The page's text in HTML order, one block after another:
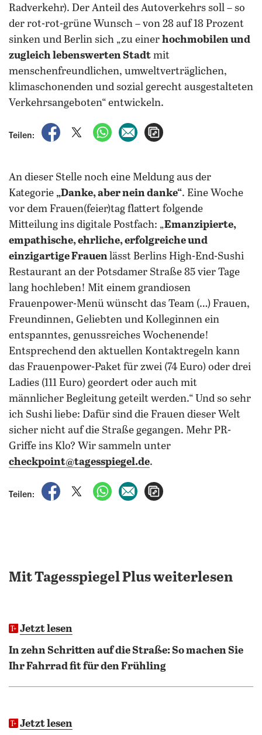
Radverkehr). Der Anteil des Autoverkehrs soll – so
der rot-rot-grüne Wunsch – von 28 auf 18 Prozent
sinken und Berlin sich „zu einer hochmobilen und
zugleich lebenswerten Stadt mit
menschenfreundlichen, umweltverträglichen,
klimaschonenden und sozial gerecht ausgestalteten
Verkehrsangeboten“ entwickeln.
Teilen:
auf Facebook teilen
auf X teilenper WhatsApp teilen
per E-Mail teilen
An dieser Stelle noch eine Meldung aus der
Kategorie „Danke, aber nein danke“. Eine Woche
vor dem Frauen(feier)tag flattert folgende
Mitteilung ins digitale Postfach: „Emanzipierte,
empathische, ehrliche, erfolgreiche und
einzigartige Frauenlässt Berlins High-End-Sushi
Restaurant an der Potsdamer Straße 85 vier Tage
lang hochleben! Mit einem grandiosen
Frauenpower-Menü wünscht das Team (…) Frauen,
Freundinnen, Geliebten und Kolleginnen ein
entspanntes, genussreiches Wochenende!
Entsprechend den aktuellen Kontaktregeln kann
das Frauenpower-Paket für zwei (74 Euro) oder drei
Ladies (111 Euro) geordert oder auch mit
männlicher Begleitung geteilt werden.“ Und so sehr
ich Sushi liebe: Dafür sind die Frauen dieser Welt
sicher nicht auf die Straße gegangen. Mehr PR-
Griffe ins Klo? Wir sammeln unter
checkpoint@tagesspiegel.de.
Teilen:
auf Facebook teilen
auf X teilenper WhatsApp teilen
per E-Mail teilen
Mit Tagesspiegel Plus weiterlesen
Jetzt lesen
In zehn Schritten auf die Straße: So machen Sie
Ihr Fahrrad fit für den Frühling
Jetzt lesen